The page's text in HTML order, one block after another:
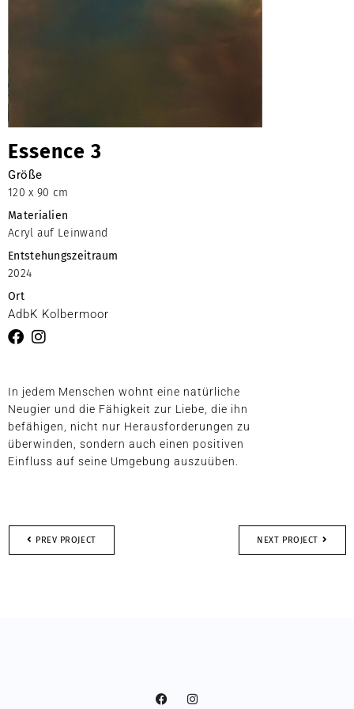
Essence 3
Größe
120 x 90 cm
Materialien
Acryl auf Leinwand
Entstehungszeitraum
2024
Ort
AdbK Kolbermoor
In jedem Menschen wohnt eine natürliche
Neugier und die Fähigkeit zur Liebe, die ihn
befähigen, nicht nur Herausforderungen zu
überwinden, sondern auch einen positiven
Einfluss auf seine Umgebung auszuüben.
NEXT PROJECT
PREV PROJECT